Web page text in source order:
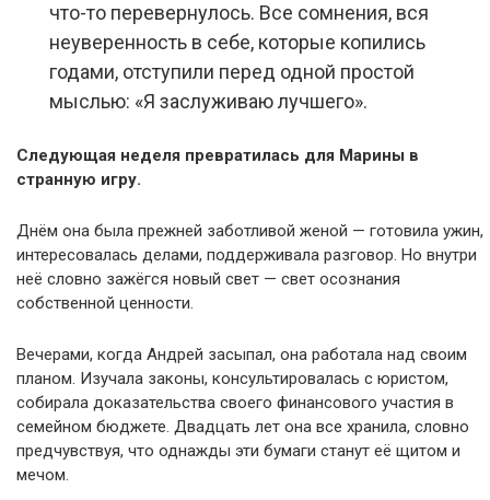
что-то перевернулось. Все сомнения, вся
неуверенность в себе, которые копились
годами, отступили перед одной простой
мыслью: «Я заслуживаю лучшего».
Следующая неделя превратилась для Марины в
странную игру.
Днём она была прежней заботливой женой — готовила ужин,
интересовалась делами, поддерживала разговор. Но внутри
неё словно зажёгся новый свет — свет осознания
собственной ценности.
Вечерами, когда Андрей засыпал, она работала над своим
планом. Изучала законы, консультировалась с юристом,
собирала доказательства своего финансового участия в
семейном бюджете. Двадцать лет она все хранила, словно
предчувствуя, что однажды эти бумаги станут её щитом и
мечом.